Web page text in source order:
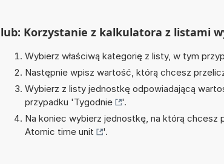
lub: Korzystanie z kalkulatora z listami
Wybierz właściwą kategorię z listy, w tym
Następnie wpisz wartość, którą chcesz
Wybierz z listy jednostkę odpowiadającą
przypadku 'Tygodnie
'.
Na koniec wybierz jednostkę, na którą
Atomic time unit
'.